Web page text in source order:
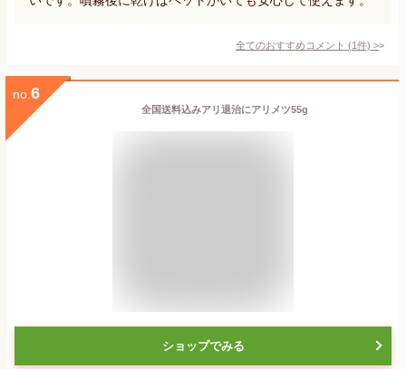
全てのおすすめコメント (1件) >
no. 6
全国送料込みアリ退治にアリメツ55g
ショップでみる